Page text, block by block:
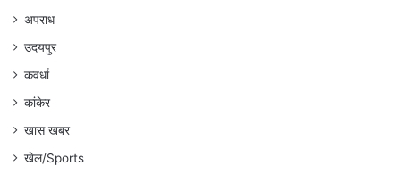
अपराध
उदयपुर
कवर्धा
कांकेर
खास खबर
खेल/Sports